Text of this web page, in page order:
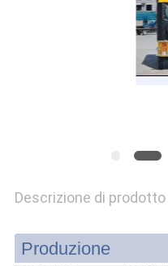
Descrizione di prodotto
Produzione